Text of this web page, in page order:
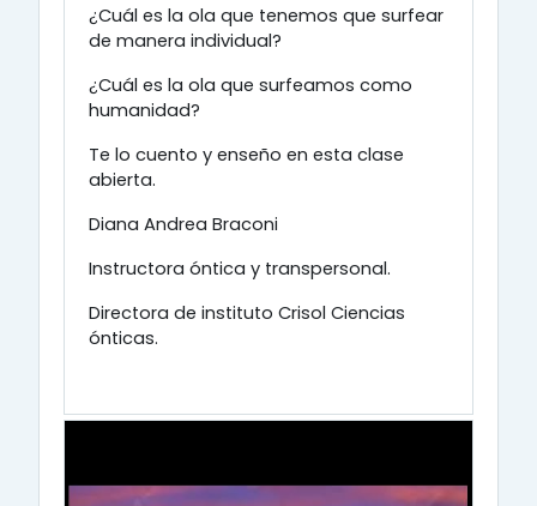
¿Cuál es la ola que tenemos que surfear
de manera individual?
¿Cuál es la ola que surfeamos como
humanidad?
Te lo cuento y enseño en esta clase
abierta.
Diana Andrea Braconi
Instructora óntica y transpersonal.
Directora de instituto Crisol Ciencias
ónticas.